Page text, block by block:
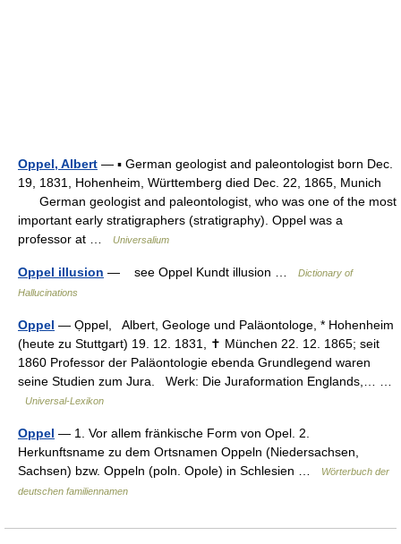
Oppel, Albert — ▪ German geologist and paleontologist born Dec.
19, 1831, Hohenheim, Württemberg died Dec. 22, 1865, Munich
German geologist and paleontologist, who was one of the most
important early stratigraphers (stratigraphy). Oppel was a
professor at …
Universalium
Oppel illusion — see Oppel Kundt illusion …
Dictionary of
Hallucinations
Oppel — Ọppel, Albert, Geologe und Paläontologe, * Hohenheim
(heute zu Stuttgart) 19. 12. 1831, ✝ München 22. 12. 1865; seit
1860 Professor der Paläontologie ebenda Grundlegend waren
seine Studien zum Jura. Werk: Die Juraformation Englands,… …
Universal-Lexikon
Oppel — 1. Vor allem fränkische Form von Opel. 2.
Herkunftsname zu dem Ortsnamen Oppeln (Niedersachsen,
Sachsen) bzw. Oppeln (poln. Opole) in Schlesien …
Wörterbuch der
deutschen familiennamen